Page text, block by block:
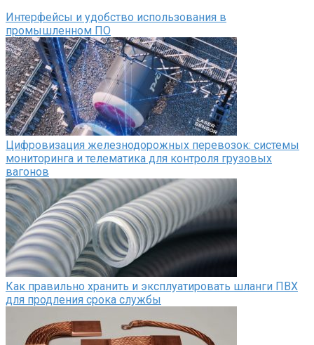
Интерфейсы и удобство использования в
промышленном ПО
Цифровизация железнодорожных перевозок: системы
мониторинга и телематика для контроля грузовых
вагонов
Как правильно хранить и эксплуатировать шланги ПВХ
для продления срока службы